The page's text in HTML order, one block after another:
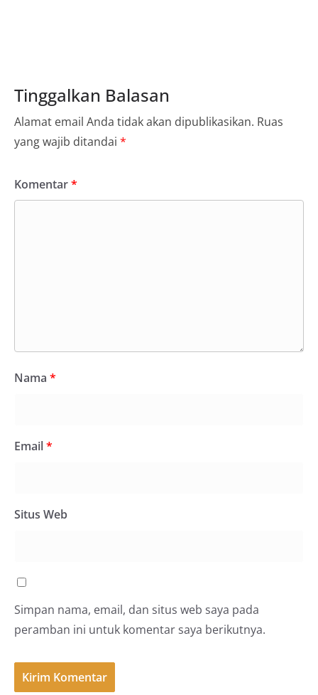
Tinggalkan Balasan
Alamat email Anda tidak akan dipublikasikan. Ruas
yang wajib ditandai *
Komentar*
Nama *
Email*
Situs Web
Simpan nama, email, dan situs web saya pada
peramban ini untuk komentar saya berikutnya.